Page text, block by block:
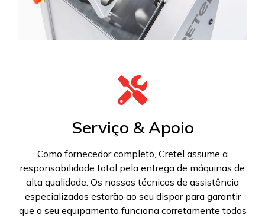
Serviço & Apoio
Como fornecedor completo, Cretel assume a
responsabilidade total pela entrega de máquinas de
alta qualidade. Os nossos técnicos de assistência
especializados estarão ao seu dispor para garantir
que o seu equipamento funciona corretamente todos